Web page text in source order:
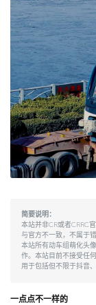
简要说明：
本站并非CR或者CRRC
与官方不一致，不属于
本站所有动车组萌化头
作。本站目前不接受任
用于包括但不限于抖音
一点点不一样的